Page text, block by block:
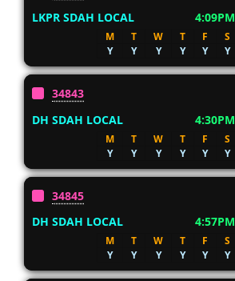
LKPR SDAH LOCAL
4:09PM
M T W T F S
Y
Y Y Y Y Y
34843
DH SDAH LOCAL
4:30PM
M T W T F S
Y
Y Y Y Y Y
34845
DH SDAH LOCAL
4:57PM
M T W T F S
Y
Y Y Y Y Y